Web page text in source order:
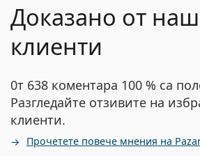
Доказано от
клиенти
0т 638 коментара 100 % са
Разгледайте отзивите на
клиенти.
Прочетете повече мнения на